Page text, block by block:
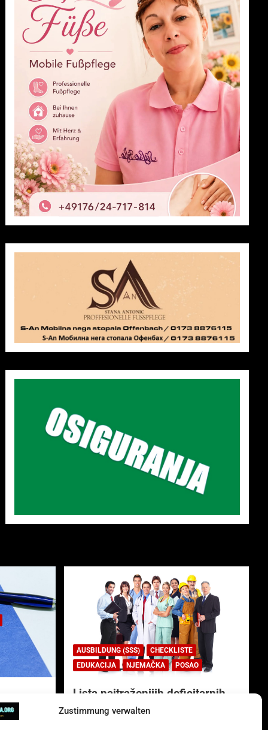
Zustimmung verwalten
AUSBILDUNG (SSS)
CHECKLISTE
EDUKACIJA
NJEMAČKA POSAO
Lista najtraženijih deficitarnih
zanimanja u Njemačkoj.